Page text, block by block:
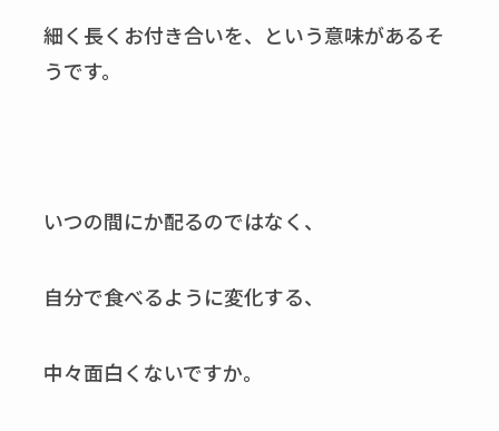
細く長くお付き合いを、という意味があるそ
うです。
いつの間にか配るのではなく、
自分で食べるように変化する、
中々面白くないですか。